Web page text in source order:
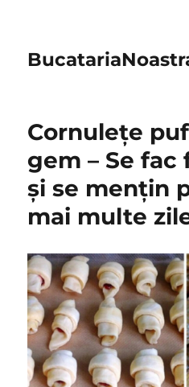
Cornulețe
gem – Se fac
și se mențin
mai multe